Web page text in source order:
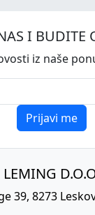
I BUDITE
iz naše
Prijavi me
LEMING
39, 8273